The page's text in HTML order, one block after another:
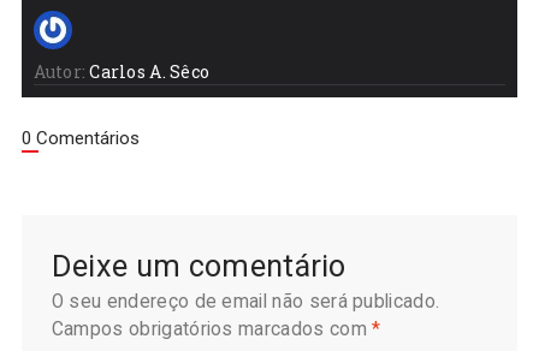
Autor: Carlos A. Sêco
0 Comentários
Deixe um comentário
O seu endereço de email não será publicado.
Campos obrigatórios marcados com*